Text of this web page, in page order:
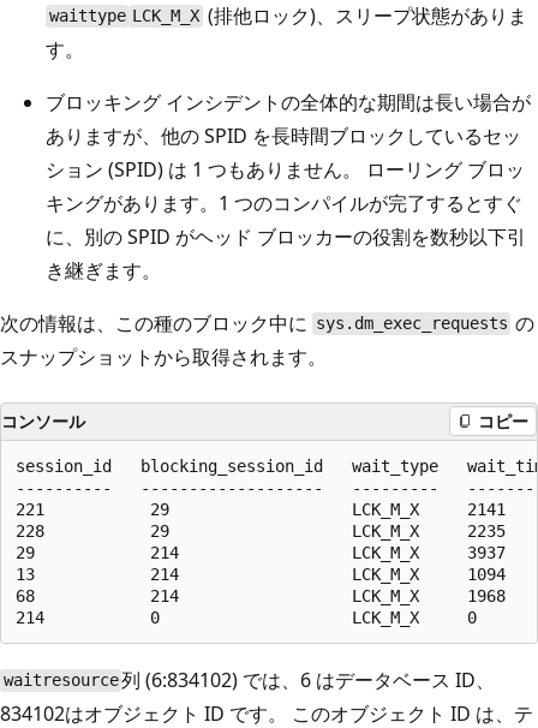
waittype LCK_M_X (排他ロック)、スリープ状態がありま
す。
ブロッキング インシデントの全体的な期間は長い場合が
ありますが、他の SPID を長時間ブロックしているセッ
ション (SPID) は 1 つもありません。 ローリング ブロッ
キングがあります。1 つのコンパイルが完了するとすぐ
に、別の SPID がヘッド ブロッカーの役割を数秒以下引
き継ぎます。
次の情報は、この種のブロック中に sys.dm_exec_requests の
スナップショットから取得されます。
コンソール コピー
session_id   blocking_session_id   wait_type
----------   -------------------   ---------
221           29                   LCK_M_X     2141
228           29                   LCK_M_X     2235
29            214                  LCK_M_X     3937
13            214                  LCK_M_X     1094
68            214                  LCK_M_X     1968
waitresource列 (6:834102) では、6 はデータベース ID、
834102はオブジェクト ID です。 このオブジェクト ID は、テ